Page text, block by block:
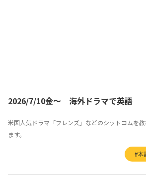
2026/7/10金～ 海外ドラマで英語
米国人気ドラマ「フレンズ」などのシットコムを
ます。
#本